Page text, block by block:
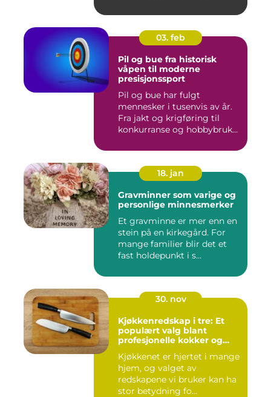
03. feb
Pil og bue fra historisk
våpen til moderne
presisjonssport
Pil og bue har fulgt
mennesker i tusenvis av år.
Fra jakt og krigføring til
konkurranse og hobbybruk...
18. jan
Gravminner som varige og
personlige minnesmerker
Et gravminne er mer enn en
stein på en kirkegård. For
mange familier blir det et
fast holdepunkt i s...
30. nov
Kjøkkenredskap i tre: Et
populært valg blant
profesjonelle kokker og
Kjøkkenet er hjertet i mange
hjem, og valget av
redskapene vi bruker kan ha
stor betydning fo...